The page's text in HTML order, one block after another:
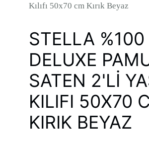
Kılıfı 50x70 cm Kırık Beyaz
STELLA %100
DELUXE
SATEN 2'LI
KILIFI 50X70
KIRIK BEYAZ